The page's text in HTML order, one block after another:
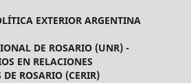
EXTERIOR ARGENTINA
DE ROSARIO (UNR) -
EN RELACIONES
ROSARIO (CERIR)